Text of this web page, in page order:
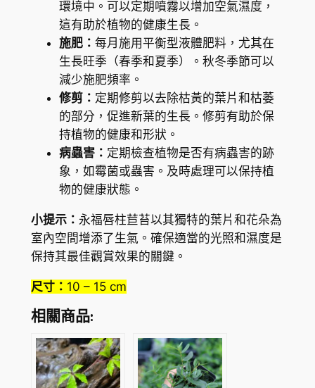
環境中。可以定期噴霧以增加空氣濕度，
這有助於植物的健康生長。
施肥： 每月施用平衡型液體肥料，尤其在
生長旺季（春季和夏季）。秋冬季節可以
減少施肥頻率。
修剪： 定期修剪以去除枯黃的葉片和枯萎
的部分，促進新葉的生長。修剪有助於保
持植物的健康和形狀。
病蟲害： 定期檢查植物是否有病蟲害的跡
象，如霉菌或蟲害。及時處理可以保持植
物的健康狀態。
小提示： 永福唇柱苣苔以其獨特的葉片和花朵為
室內空間增添了生氣。確保適當的光照和濕度是
保持其最佳觀賞效果的關鍵。
尺寸： 10 – 15 cm
相關商品: